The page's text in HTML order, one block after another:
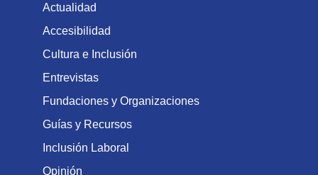
Actualidad
Accesibilidad
Cultura e Inclusión
Entrevistas
Fundaciones y Organizaciones
Guías y Recursos
Inclusión Laboral
Opinión